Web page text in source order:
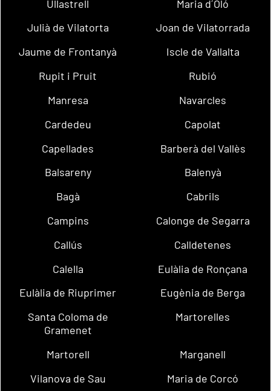
Ullastrell
Maria d´Oló
Julià de Vilatorta
Joan de Vilatorrada
Jaume de Frontanyà
Iscle de Vallalta
Rupit i Pruit
Rubió
Manresa
Navarcles
Cardedeu
Capolat
Capellades
Barberà del Vallès
Balsareny
Balenyà
Bagà
Cabrils
Campins
Calonge de Segarra
Callús
Calldetenes
Calella
Eulàlia de Ronçana
Eulàlia de Riuprimer
Eugènia de Berga
Santa Coloma de
Gramenet
Martorelles
Martorell
Marganell
Vilanova de Sau
Maria de Corcó